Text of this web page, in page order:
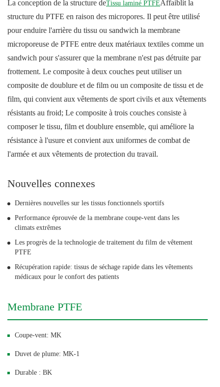
La conception de la structure deTissu laminé PTFEAffaiblit la
structure du PTFE en raison des micropores. Il peut être utilisé
pour enduire l'arrière du tissu ou sandwich la membrane
microporeuse de PTFE entre deux matériaux textiles comme un
sandwich pour s'assurer que la membrane n'est pas détruite par
frottement. Le composite à deux couches peut utiliser un
composite de doublure et de film ou un composite de tissu et de
film, qui convient aux vêtements de sport civils et aux vêtements
résistants au froid; Le composite à trois couches consiste à
composer le tissu, film et doublure ensemble, qui améliore la
résistance à l'usure et convient aux uniformes de combat de
l'armée et aux vêtements de protection du travail.
Nouvelles connexes
Dernières nouvelles sur les tissus fonctionnels sportifs
Performance éprouvée de la membrane coupe-vent dans les
climats extrêmes
Les progrès de la technologie de traitement du film de vêtement
PTFE
Récupération rapide: tissus de séchage rapide dans les vêtements
médicaux pour le confort des patients
Membrane PTFE
Coupe-vent: MK
Duvet de plume: MK-1
Durable : BK